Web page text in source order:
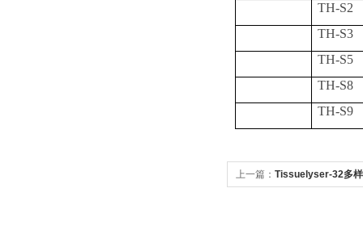
TH-S2
TH-S3
TH-S5
TH-S8
TH-S9
上一篇： Tissuelyser-32多